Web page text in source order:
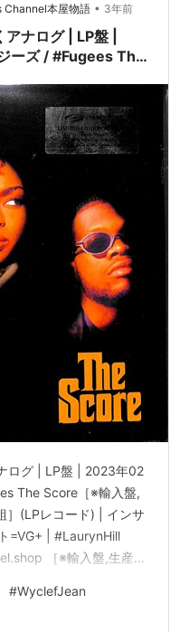
Channel本屋物語 • 3年前
ナログ | LP盤 |
ーズ / #Fugees The
ト付き | 盤面=VG+
#WyclefJean 他
ログ | LP盤 | 2023年02
The Score［※輸入盤,
］(LPレコード) | インサ
=VG+ | #LaurynHill
［※輸入盤,生産
全体に白いモヤ有］
み有]［※保護内袋を新
#WyclefJean